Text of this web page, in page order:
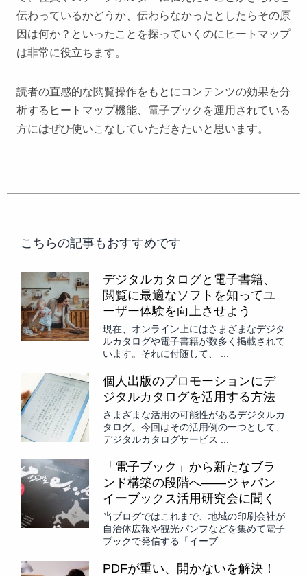
伝わっているかどうか、伝わらなかったとしたらその原
因は何か？といったことを探っていくのにヒートマップ
は非常に役立ちます。
読者の直感的な閲覧操作をもとにコンテンツの効果を分
析するヒートマップ機能、電子ブックを運用されている
方にはぜひ使いこなしていただきたいと思います。
こちらの記事もおすすめです
デジタルカタログと電子書籍、
閲覧に最適なソフトを知ってユ
ーザー体験を向上させよう
現在、オンライン上にはさまざまなデジタ
ルカタログや電子書籍が数多く掲載されて
います。それに付随して、 ...
個人出版のプロモーションにデ
ジタルカタログを活用する方法
さまざまな活用の可能性があるデジタルカ
タログ。今回はその活用例の一つとして、
デジタルカタログサービス ...
「電子ブック」から新たなブラ
ンド構築の段階へ――ジャパン
イーブックス活用研究会に聞く
当ブログではこれまで、地域の印刷会社が
自治体広報や観光パンフなどを集めて電子
ブックで発信する「イーブ ...
PDFが重い、開かないを解決！